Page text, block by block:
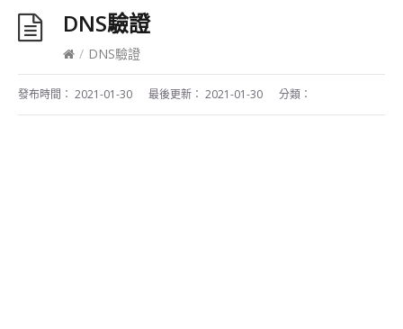
DNS驗證
/ DNS驗證
發布時間： 2021-01-30 最後更新： 2021-01-30 分類：